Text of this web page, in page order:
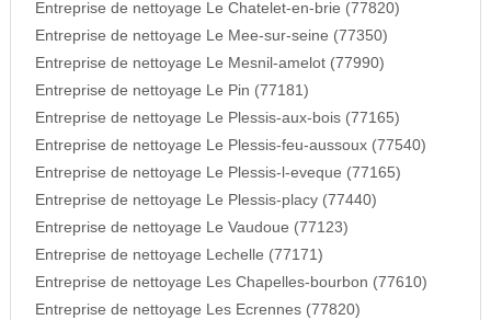
Entreprise de nettoyage Le Chatelet-en-brie (77820)
Entreprise de nettoyage Le Mee-sur-seine (77350)
Entreprise de nettoyage Le Mesnil-amelot (77990)
Entreprise de nettoyage Le Pin (77181)
Entreprise de nettoyage Le Plessis-aux-bois (77165)
Entreprise de nettoyage Le Plessis-feu-aussoux (77540)
Entreprise de nettoyage Le Plessis-l-eveque (77165)
Entreprise de nettoyage Le Plessis-placy (77440)
Entreprise de nettoyage Le Vaudoue (77123)
Entreprise de nettoyage Lechelle (77171)
Entreprise de nettoyage Les Chapelles-bourbon (77610)
Entreprise de nettoyage Les Ecrennes (77820)